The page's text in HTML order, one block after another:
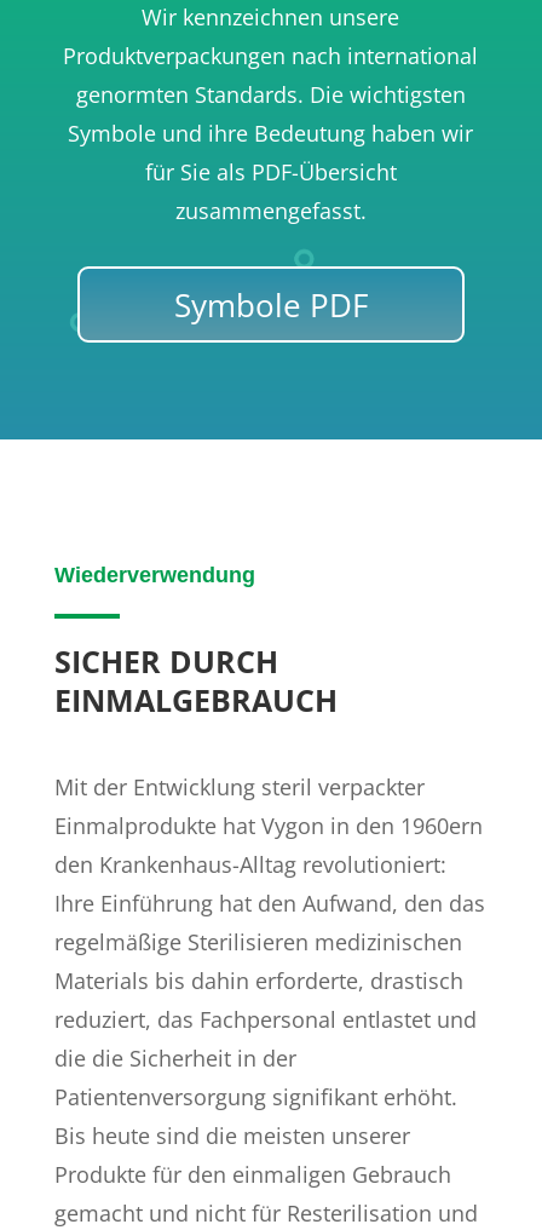
Wir kennzeichnen unsere
Produktverpackungen nach international
genormten Standards. Die wichtigsten
Symbole und ihre Bedeutung haben wir
für Sie als PDF-Übersicht
zusammengefasst.
Symbole PDF
Wiederverwendung
SICHER DURCH
EINMALGEBRAUCH
Mit der Entwicklung steril verpackter
Einmalprodukte hat Vygon in den 1960ern
den Krankenhaus-Alltag revolutioniert:
Ihre Einführung hat den Aufwand, den das
regelmäßige Sterilisieren medizinischen
Materials bis dahin erforderte, drastisch
reduziert, das Fachpersonal entlastet und
die die Sicherheit in der
Patientenversorgung signifikant erhöht.
Bis heute sind die meisten unserer
Produkte für den einmaligen Gebrauch
gemacht und nicht für Resterilisation und